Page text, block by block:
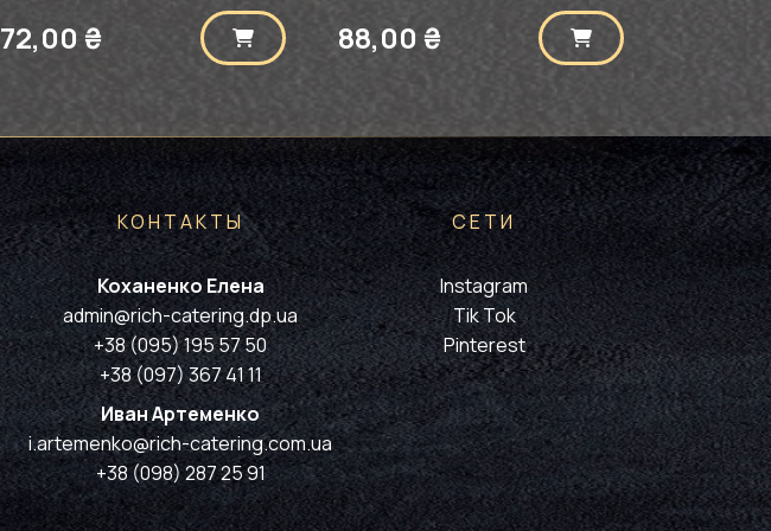
72,00 ₴ 88,00 ₴
КОНТАКТЫ
Коханенко Елена
admin@rich-catering.dp.ua
+38 (095) 195 57 50
+38 (097) 367 41 11
Иван Артеменко
i.artemenko@rich-catering.com.ua
+38 (098) 287 25 91
СЕТИ
Instagram
Tik Tok
Pinterest